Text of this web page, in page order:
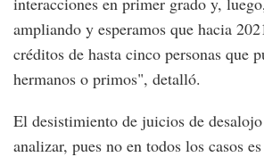
ampliando y esperamos que hacia
créditos de hasta cinco personas que
hermanos o primos", detalló.
El desistimiento de juicios de
analizar, pues no en todos los casos